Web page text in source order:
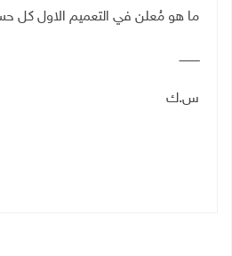
ما هو مُعلن في التعميم الاول كل
ـــــــــــ
س.ك